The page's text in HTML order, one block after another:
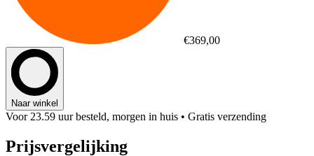
€369,00
Naar winkel
Voor 23.59 uur besteld, morgen in huis • Gratis verzending
Prijsvergelijking